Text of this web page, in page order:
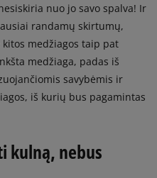
nuo jo savo spalva! Ir
randamų skirtumų,
medžiagos taip pat
medžiaga, padas iš
savybėmis ir
iš kurių bus pagamintas
kulną, nebus